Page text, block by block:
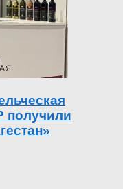
получили